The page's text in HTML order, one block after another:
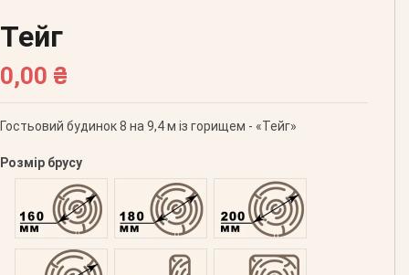
Тейг
0,00 ₴
Гостьовий будинок 8 на 9,4 м із горищем - «Тейг»
Розмір брусу
Оциліндрований 160Оциліндрований 180Оциліндрований 200
Оциліндрований 220Профільований 60Профільований 150